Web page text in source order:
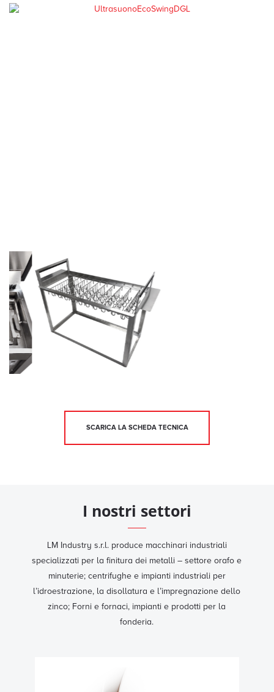
SCARICA LA SCHEDA TECNICA
I nostri settori
LM Industry s.r.l. produce macchinari industriali
specializzati per la finitura dei metalli – settore orafo e
minuterie; centrifughe e impianti industriali per
l’idroestrazione, la disollatura e l’impregnazione dello
zinco; Forni e fornaci, impianti e prodotti per la
fonderia.